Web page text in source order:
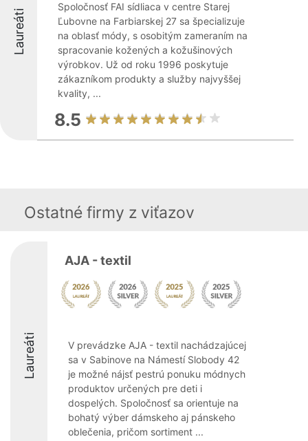
Laureáti
Spoločnosť FAI sídliaca v centre Starej
Ľubovne na Farbiarskej 27 sa špecializuje
na oblasť módy, s osobitým zameraním na
spracovanie kožených a kožušinových
výrobkov. Už od roku 1996 poskytuje
zákazníkom produkty a služby najvyššej
kvality, ...
8.5
Ostatné firmy z viťazov
Laureáti
AJA - textil
V prevádzke AJA - textil nachádzajúcej
sa v Sabinove na Námestí Slobody 42
je možné nájsť pestrú ponuku módnych
produktov určených pre deti i
dospelých. Spoločnosť sa orientuje na
bohatý výber dámskeho aj pánskeho
oblečenia, pričom sortiment ...